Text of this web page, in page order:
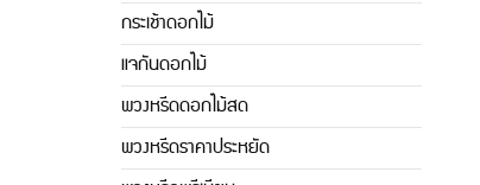
กระเช้าดอกไม้
แจกันดอกไม้
พวงหรีดดอกไม้สด
พวงหรีดราคาประหยัด